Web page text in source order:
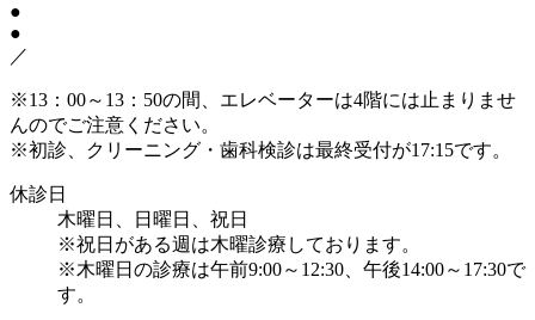
●
●
／
※13：00～13：50の間、エレベーターは4階には止まりませ
んのでご注意ください。
※初診、クリーニング・歯科検診は最終受付が17:15です。
休診日
木曜日、日曜日、祝日
※祝日がある週は木曜診療しております。
※木曜日の診療は午前9:00～12:30、午後14:00～17:30で
す。